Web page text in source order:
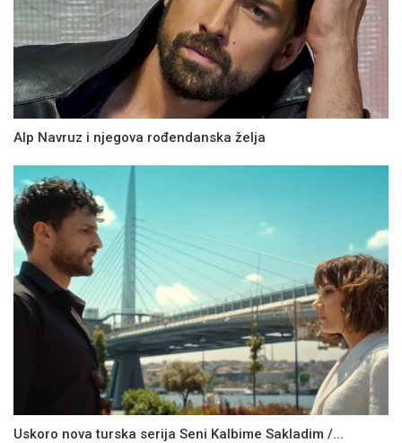
Alp Navruz i njegova rođendanska želja
Uskoro nova turska serija Seni Kalbime Sakladim /...